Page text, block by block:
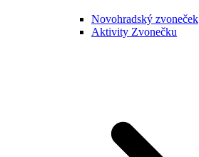
Novohradský zvoneček
Aktivity Zvonečku